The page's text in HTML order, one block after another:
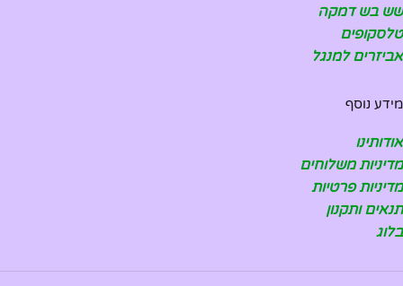
שש בש דמקה
טלסקופים
אביזרים למנגל
מידע נוסף
אודותינו
מדיניות משלוחים
מדיניות פרטיות
תנאים ותקנון
בלוג